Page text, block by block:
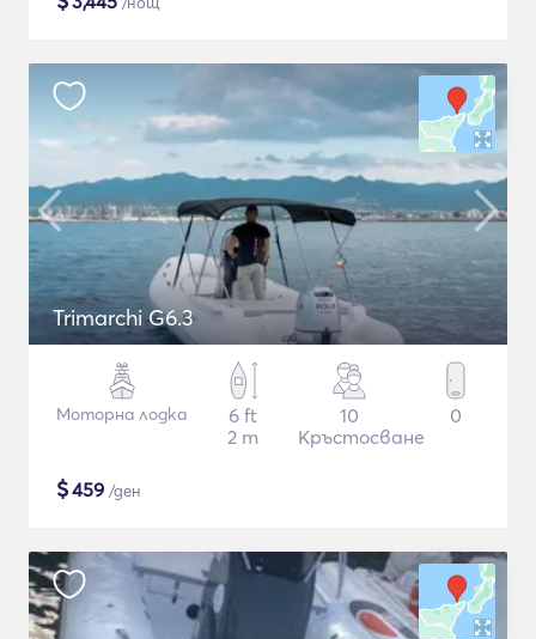
Trimarchi G6.3
Моторна лодка
6 ft
2 m
10
Кръстосване
0
$459 /ден